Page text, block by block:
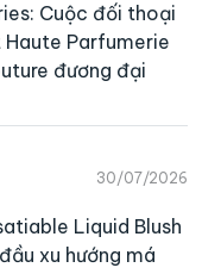
Cuộc đối thoại
Parfumerie
đương đại
30/07/2026
Liquid Blush
xu hướng má